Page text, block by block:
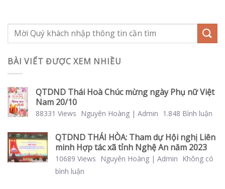
BÀI VIẾT ĐƯỢC XEM NHIỀU
QTDND Thái Hoà Chúc mừng ngày Phụ nữ Việt
Nam 20/10
88331 Views Nguyên Hoàng | Admin 1.848 Bình luận
QTDND THÁI HÒA: Tham dự Hội nghị Liên
minh Hợp tác xã tỉnh Nghệ An năm 2023
10689 Views Nguyên Hoàng | Admin
Không có
bình luận